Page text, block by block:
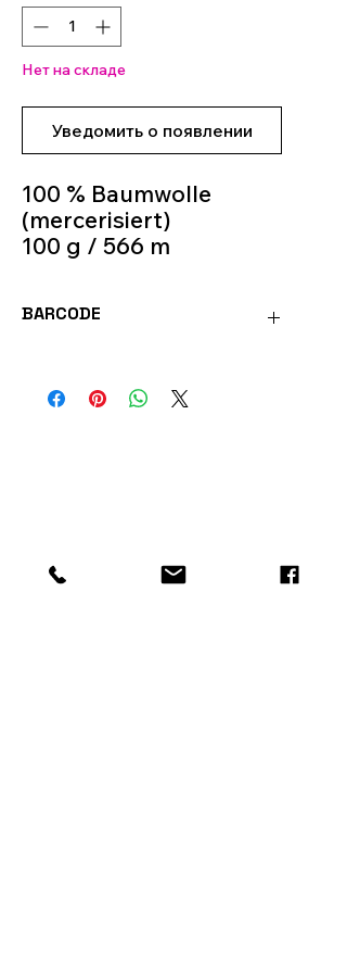
Нет на складе
Уведомить о появлении
100 % Baumwolle
(mercerisiert)
100 g / 566 m
Colour 115
BARCODE